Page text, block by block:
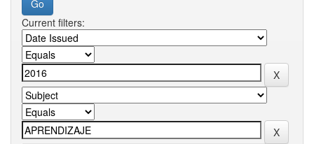
Current filters: